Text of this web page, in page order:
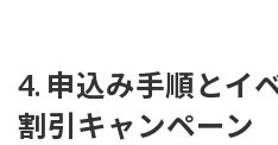
4. 申込み手順とイ
割引キャンペーン